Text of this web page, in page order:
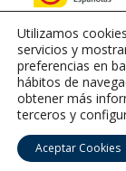
Utilizamos
servicios y
preferencias en
hábitos de
obtener más
terceros y
Aceptar Cookies